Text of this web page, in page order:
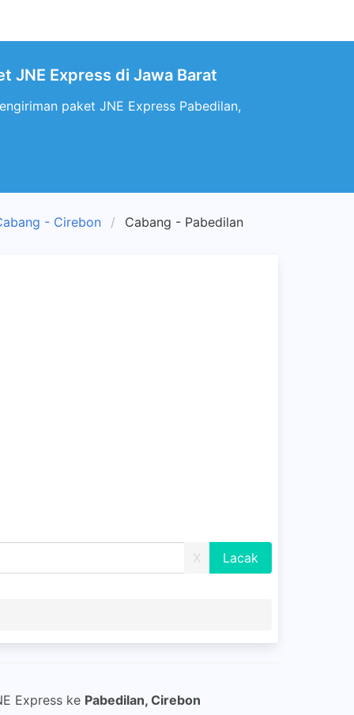
JNE Express di Jawa Barat
paket JNE Express Pabedilan,
- Cirebon Cabang - Pabedilan
X
Express ke Pabedilan, Cirebon